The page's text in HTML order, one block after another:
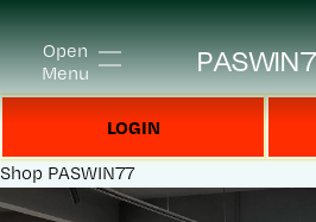
Open
Menu
LOGIN
Shop PASWIN77